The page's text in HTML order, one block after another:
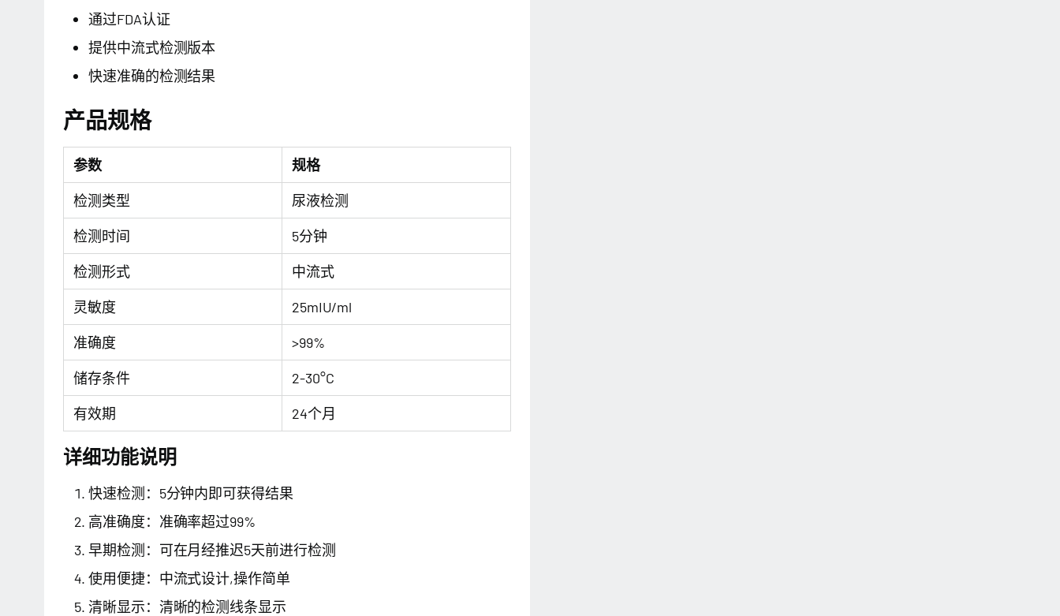
通过FDA认证
提供中流式检测版本
快速准确的检测结果
产品规格
参数 规格
检测类型 尿液检测
检测时间 5分钟
检测形式 中流式
灵敏度 25mIU/ml
准确度 >99%
储存条件 2-30°C
有效期 24个月
详细功能说明
快速检测：5分钟内即可获得结果
高准确度：准确率超过99%
早期检测：可在月经推迟5天前进行检测
使用便捷：中流式设计,操作简单
清晰显示：清晰的检测线条显示